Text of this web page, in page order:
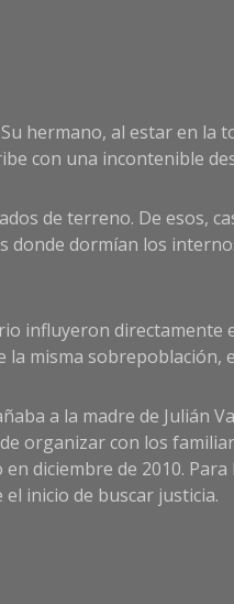
hermano, al estar en
con una incontenible
de terreno. De esos,
donde dormían los
influyeron
misma
a la madre de Julián
organizar con los
diciembre de 2010.
inicio de buscar justicia.